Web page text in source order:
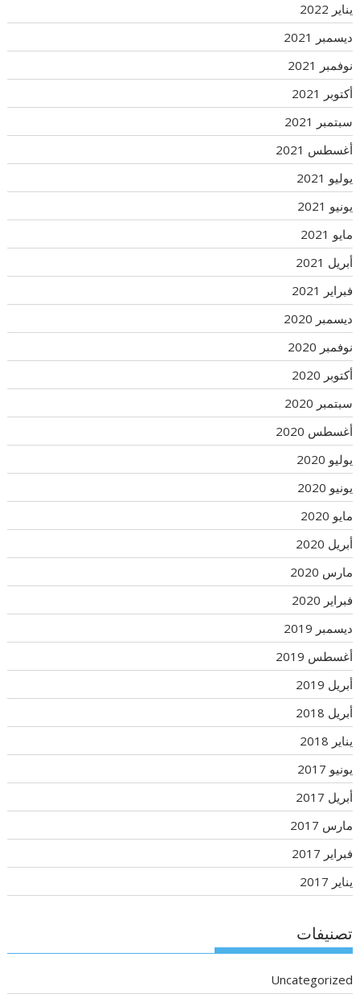
يناير 2022
ديسمبر 2021
نوفمبر 2021
أكتوبر 2021
سبتمبر 2021
أغسطس 2021
يوليو 2021
يونيو 2021
مايو 2021
أبريل 2021
فبراير 2021
ديسمبر 2020
نوفمبر 2020
أكتوبر 2020
سبتمبر 2020
أغسطس 2020
يوليو 2020
يونيو 2020
مايو 2020
أبريل 2020
مارس 2020
فبراير 2020
ديسمبر 2019
أغسطس 2019
أبريل 2019
أبريل 2018
يناير 2018
يونيو 2017
أبريل 2017
مارس 2017
فبراير 2017
يناير 2017
تصنيفات
Uncategorized